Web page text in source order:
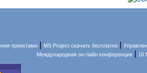
проектами MS Project скачать бесплатно |
Международная он-лайн конференция
16